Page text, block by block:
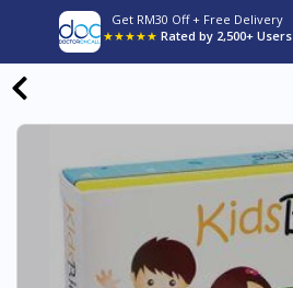
Get RM30 Off + Free Delivery
★★★★★ Rated by 2,500+ Users